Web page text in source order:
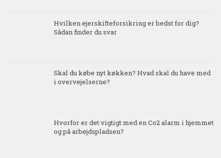
Hvilken ejerskifteforsikring er bedst for dig?
Sådan finder du svar
Skal du købe nyt køkken? Hvad skal du have med
i overvejelserne?
Hvorfor er det vigtigt med en Co2 alarm i hjemmet
og på arbejdspladsen?